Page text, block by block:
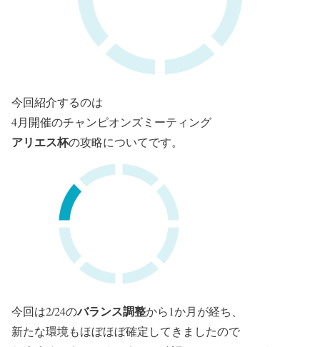
今回紹介するのは
4月開催のチャンピオンズミーティング
アリエス杯の攻略についてです。
今回は2/24のバランス調整から1か月が経ち、
新たな環境もほぼほぼ確定してきましたので